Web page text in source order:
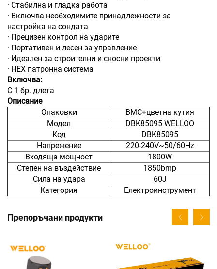
· Стабилна и гладка работа
· Включва необходимите принадлежности за
настройка на сондата
· Прецизен контрол на ударите
· Портативен и лесен за управление
· Идеален за строителни и сносни проекти
· HEX патронна система
Включва:
С 1 бр. длета
Описание
Опаковки
BMC+цветна кутия
Модел
DBK85095 WELLOO
Код
DBK85095
Напрежение
220-240V~50/60Hz
Входяща мощност
1800W
Степен на въздействие
1850bmp
Сила на удара
60J
Категория
Електроинструмент
Препоръчани продукти